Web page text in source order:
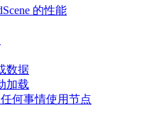
的性能
数据
加载
何事情使用节点